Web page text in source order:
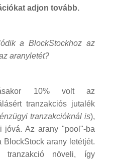
adjon tovább.
a BlockStockhoz az
aranyletét?
10% volt az
tranzakciós jutalék
tranzakcióknál is),
jóvá. Az arany "pool"-ba
arany letétjét.
tranzakció növeli, így